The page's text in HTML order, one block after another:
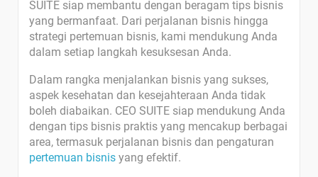
SUITE siap membantu dengan beragam tips bisnis
yang bermanfaat. Dari perjalanan bisnis hingga
strategi pertemuan bisnis, kami mendukung Anda
dalam setiap langkah kesuksesan Anda.
Dalam rangka menjalankan bisnis yang sukses,
aspek kesehatan dan kesejahteraan Anda tidak
boleh diabaikan. CEO SUITE siap mendukung Anda
dengan tips bisnis praktis yang mencakup berbagai
area, termasuk perjalanan bisnis dan pengaturan
pertemuan bisnis yang efektif.